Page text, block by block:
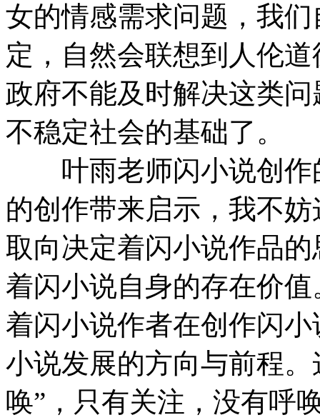
女的情感需求问题，我
定，自然会联想到人伦
政府不能及时解决这类
不稳定社会的基础了。
叶雨老师闪小说创作
的创作带来启示，我不
取向决定着闪小说作品
着闪小说自身的存在价
着闪小说作者在创作闪
小说发展的方向与前程
唤”，只有关注，没有呼